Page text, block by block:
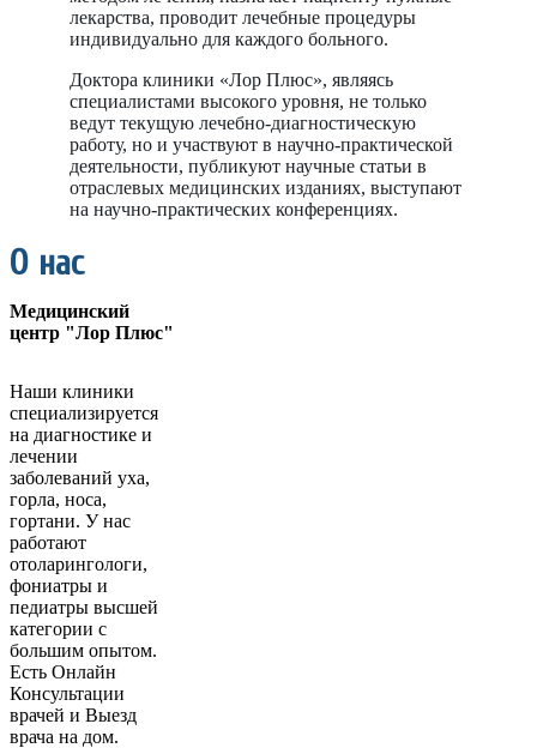
лекарства, проводит лечебные процедуры
индивидуально для каждого больного.
Доктора клиники «Лор Плюс», являясь
специалистами высокого уровня, не только
ведут текущую лечебно-диагностическую
работу, но и участвуют в научно-практической
деятельности, публикуют научные статьи в
отраслевых медицинских изданиях, выступают
на научно-практических конференциях.
О нас
Медицинский
центр "Лор Плюс"
Наши клиники
специализируется
на диагностике и
лечении
заболеваний уха,
горла, носа,
гортани. У нас
работают
отоларингологи,
фониатры и
педиатры высшей
категории с
большим опытом.
Есть Онлайн
Консультации
врачей и Выезд
врача на дом.